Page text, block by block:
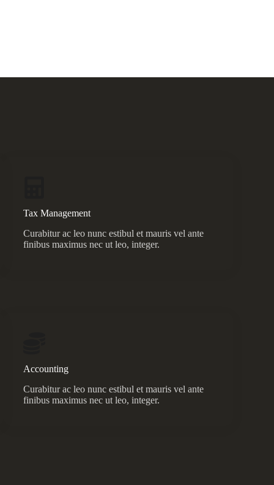
Tax Management
Curabitur ac leo nunc estibul et mauris vel ante
finibus maximus nec ut leo, integer.
Accounting
Curabitur ac leo nunc estibul et mauris vel ante
finibus maximus nec ut leo, integer.